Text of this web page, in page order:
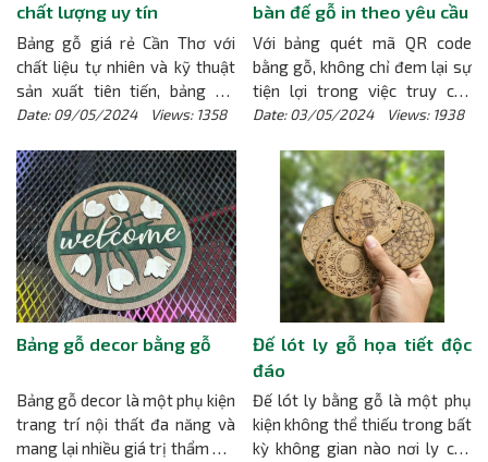
chất lượng uy tín
Bảng gỗ giá rẻ Cần Thơ với
chất liệu tự nhiên và kỹ thuật
sản xuất tiên tiến, bảng gỗ
thường có tuổi thọ cao và có
bảng này trở thành một đối
tác đáng tin cậy trong việc
hoàn thành các nhiệm vụ hàng
ngày.[Chi tiết]
Date: 09/05/2024 Views: 1358
bàn đế gỗ in theo yêu cầu
Với bảng quét mã QR code
bằng gỗ, không chỉ đem lại sự
tiện lợi trong việc truy cập
thông tin một cách nhanh
ra một không gian làm việc
sang trọng và độc đáo. Sự kết
hợp giữa tính chất hiện đại của
công nghệ và vẻ đẹp tự nhiên
của gỗ mang lại một trải
nghiệm tuyệt vời cho người sử
[Chi tiết]
Date: 03/05/2024 Views: 1938
Bảng gỗ decor bằng gỗ
Bảng gỗ decor là một phụ kiện
trang trí nội thất đa năng và
mang lại nhiều giá trị thẩm mỹ
Đế lót ly gỗ họa tiết độc
đáo
Đế lót ly bằng gỗ là một phụ
kiện không thể thiếu trong bất
kỳ không gian nào nơi ly cốc